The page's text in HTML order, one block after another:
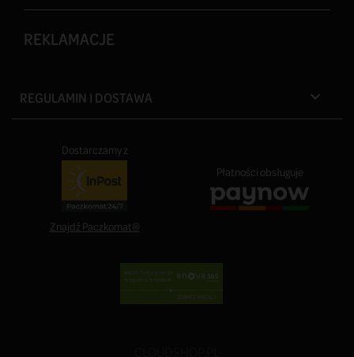
REKLAMACJE
REGULAMIN I DOSTAWA 
Dostarczamy z
Znajdź Paczkomat®
Płatności obsługuje